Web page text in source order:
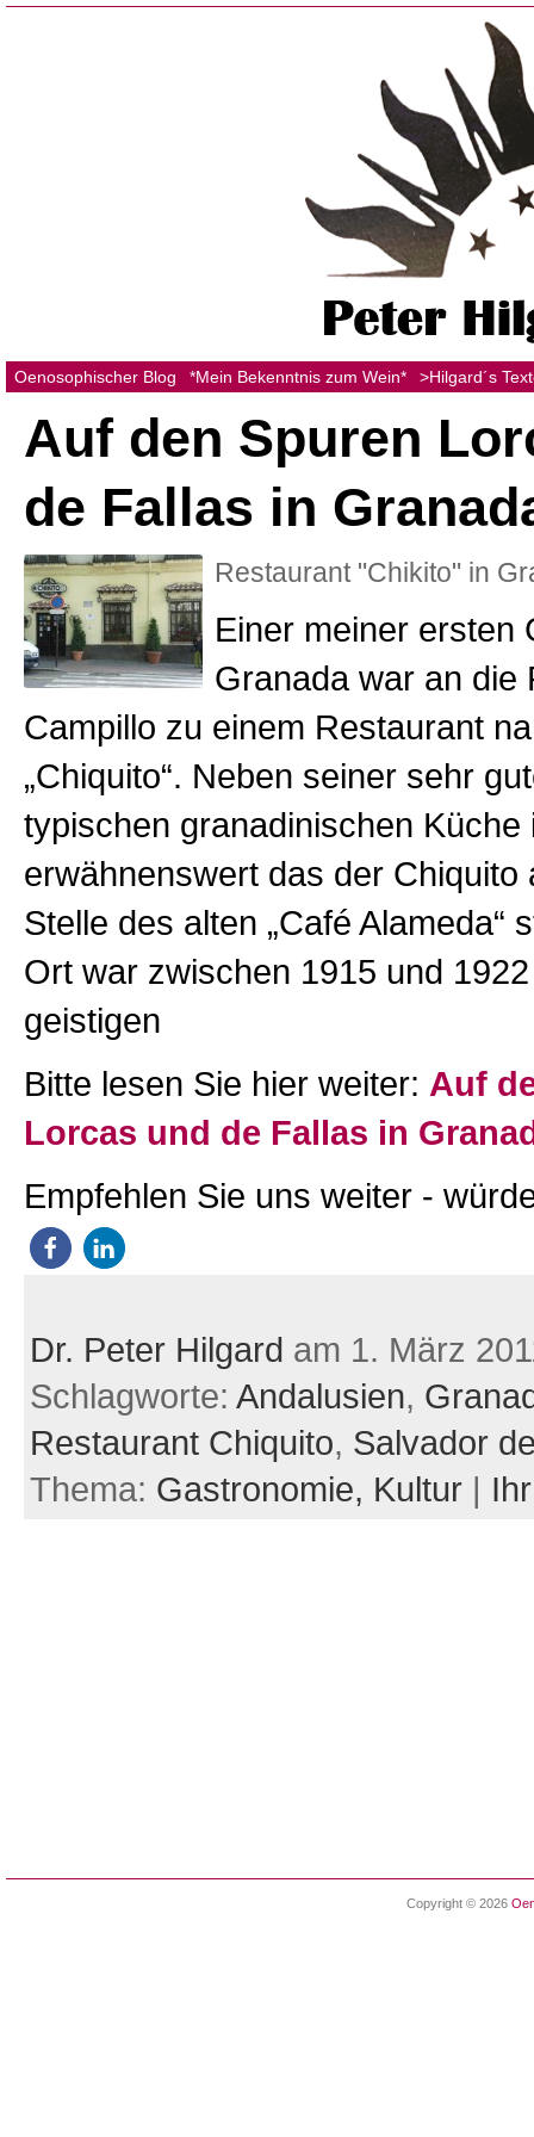
Oenosophischer Blog *Mein Bekenntnis zum Wein* >Hilgard´s
Auf den Spuren
de Fallas in
Restaurant "Chikito" in
Einer meiner ersten
Granada war an die
Campillo zu einem Restaurant
„Chiquito“. Neben seiner sehr
typischen granadinischen Küche
erwähnenswert das der Chiquito
Stelle des alten „Café Alameda“
Ort war zwischen 1915 und
geistigen
Bitte lesen Sie hier weiter: Auf
Lorcas und de Fallas in
Empfehlen Sie uns weiter -
Dr. Peter Hilgard am 1. März
Schlagworte: Andalusien,
Restaurant Chiquito, Salvador
Thema: Gastronomie, Kultur|
Copyright © 2026